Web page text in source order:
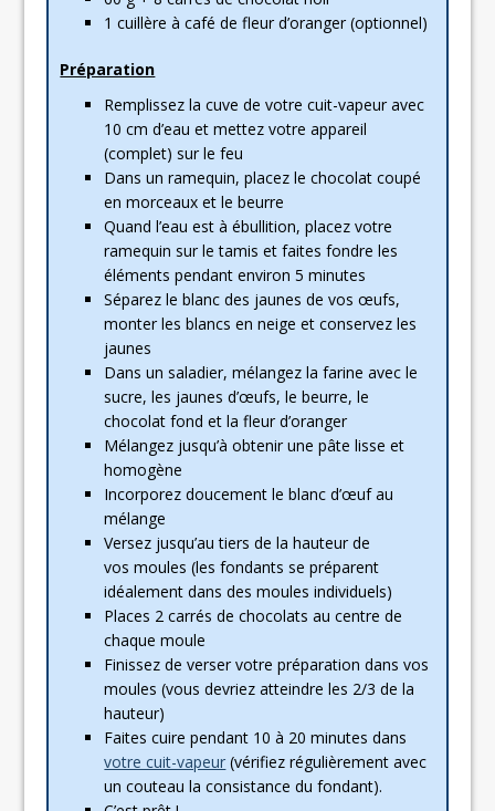
1 cuillère à café de fleur d’oranger (optionnel)
Préparation
Remplissez la cuve de votre cuit-vapeur avec
10 cm d’eau et mettez votre appareil
(complet) sur le feu
Dans un ramequin, placez le chocolat coupé
en morceaux et le beurre
Quand l’eau est à ébullition, placez votre
ramequin sur le tamis et faites fondre les
éléments pendant environ 5 minutes
Séparez le blanc des jaunes de vos œufs,
monter les blancs en neige et conservez les
jaunes
Dans un saladier, mélangez la farine avec le
sucre, les jaunes d’œufs, le beurre, le
chocolat fond et la fleur d’oranger
Mélangez jusqu’à obtenir une pâte lisse et
homogène
Incorporez doucement le blanc d’œuf au
mélange
Versez jusqu’au tiers de la hauteur de
vos moules (les fondants se préparent
idéalement dans des moules individuels)
Places 2 carrés de chocolats au centre de
chaque moule
Finissez de verser votre préparation dans vos
moules (vous devriez atteindre les 2/3 de la
hauteur)
Faites cuire pendant 10 à 20 minutes dans
votre cuit-vapeur (vérifiez régulièrement avec
un couteau la consistance du fondant).